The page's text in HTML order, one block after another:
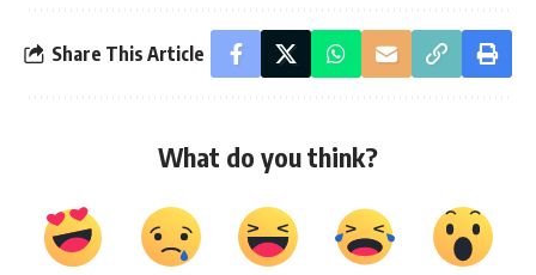
Share This Article
What do you think?